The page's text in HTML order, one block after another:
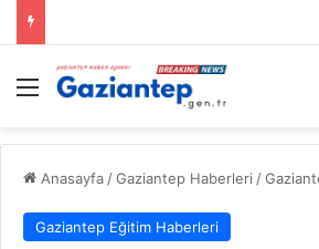
Menü
Anasayfa /Gaziantep Haberleri /
Gaziantep Eğitim Haberleri